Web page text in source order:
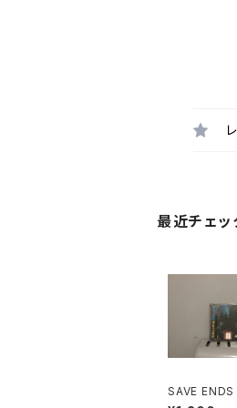
最近チェッ
SAVE
HEARTS,